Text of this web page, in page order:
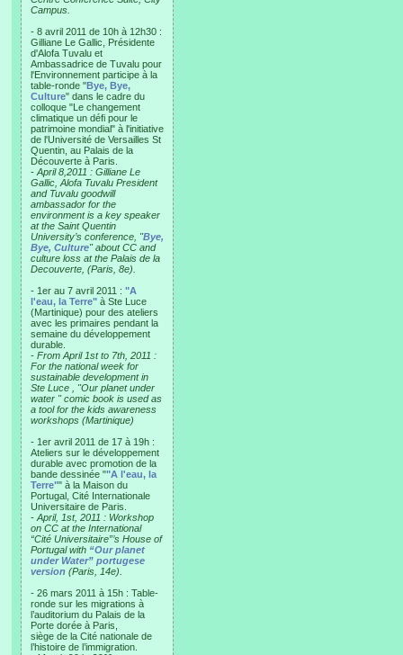
Campus.
- 8 avril 2011 de 10h à 12h30 :
Gilliane Le Gallic, Présidente
d'Alofa Tuvalu et
Ambassadrice de Tuvalu pour
l'Environnement participe à la
table-ronde "Bye, Bye,
Culture" dans le cadre du
colloque "Le changement
climatique un défi pour le
patrimoine mondial" à l'initiative
de l'Université de Versailles St
Quentin, au Palais de la
Découverte à Paris.
- April 8,2011 : Gilliane Le
Gallic, Alofa Tuvalu President
and Tuvalu goodwill
ambassador for the
environment is a key speaker
at the Saint Quentin
University’s conference, "Bye,
Bye, Culture" about CC and
culture loss at the Palais de la
Decouverte, (Paris, 8e).
- 1er au 7 avril 2011 : "A
l'eau, la Terre" à Ste Luce
(Martinique) pour des ateliers
avec les primaires pendant la
semaine du développement
durable.
- From April 1st to 7th, 2011 :
For the national week for
sustainable development in
Ste Luce , "Our planet under
water " comic book is used as
a tool for the kids awareness
workshops (Martinique)
- 1er avril 2011 de 17 à 19h :
Ateliers sur le développement
durable avec promotion de la
bande dessinée ""A l'eau, la
Terre"" à la Maison du
Portugal, Cité Internationale
Universitaire de Paris.
- April, 1st, 2011 : Workshop
on CC at the International
“Cité Universitaire”’s House of
Portugal with “Our planet
under Water” portugese
version (Paris, 14e).
- 26 mars 2011 à 15h : Table-
ronde sur les migrations à
l’auditorium du Palais de la
Porte dorée à Paris,
siège de la Cité nationale de
l’histoire de l’immigration.